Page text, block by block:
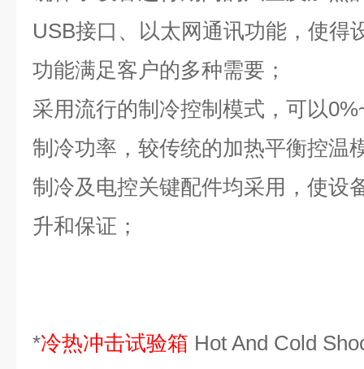
USB接口、以太网通讯功能，使得
功能满足客户的多种需要；
采用流行的制冷控制模式，可以
制冷功率，较传统的加热平衡控温
制冷及电控关键配件均采用，使设
升和保证；
*冷热冲击试验箱 Hot And Cold